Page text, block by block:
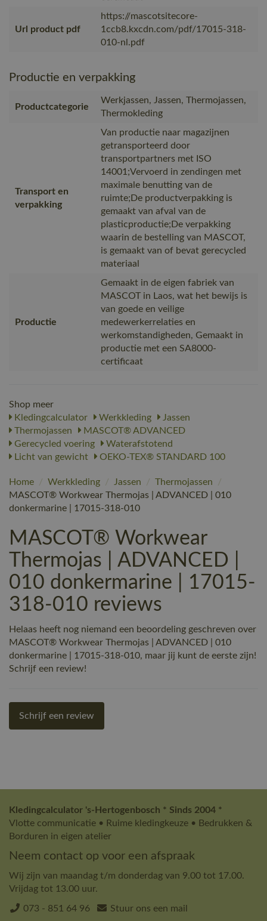
Url product pdf
https://mascotsitecore-
1ccb8.kxcdn.com/pdf/17015-318-
010-nl.pdf
Productie en verpakking
Productcategorie
Werkjassen, Jassen, Thermojassen,
Thermokleding
Transport en
verpakking
Van productie naar magazijnen
getransporteerd door
transportpartners met ISO
14001;Vervoerd in zendingen met
maximale benutting van de
ruimte;De productverpakking is
gemaakt van afval van de
plasticproductie;De verpakking
waarin de bestelling van MASCOT,
is gemaakt van of bevat gerecycled
materiaal
Productie
Gemaakt in de eigen fabriek van
MASCOT in Laos, wat het bewijs is
van goede en veilige
medewerkerrelaties en
werkomstandigheden, Gemaakt in
productie met een SA8000-
certificaat
Shop meer
Kledingcalculator
Werkkleding
Jassen
Thermojassen
MASCOT® ADVANCED
Gerecycled voering
Waterafstotend
Licht van gewicht
OEKO-TEX® STANDARD 100
Home / Werkkleding / Jassen / Thermojassen
/
MASCOT® Workwear Thermojas | ADVANCED | 010
donkermarine | 17015-318-010
MASCOT® Workwear
Thermojas | ADVANCED |
010 donkermarine | 17015-
318-010 reviews
Helaas heeft nog niemand een beoordeling geschreven over
MASCOT® Workwear Thermojas | ADVANCED | 010
donkermarine | 17015-318-010, maar jij kunt de eerste zijn!
Schrijf een review!
Schrijf een review
Kledingcalculator 's-Hertogenbosch * Sinds 2004 *
Vlotte communicatie • Ruime kledingkeuze • Bedrukken &
Borduren in eigen atelier
Neem contact op voor een afspraak
Wij zijn van maandag t/m donderdag van 9.00 tot 17.00.
Vrijdag tot 13.00 uur.
073 - 851 64 96 Stuur ons een mail